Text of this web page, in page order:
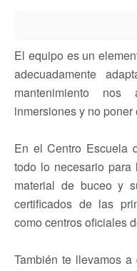
El equipo es un
adecuadamente
mantenimiento
inmersiones y no
En el Centro Escuela
todo lo necesario para
material de buceo y
certificados de las
como centros oficiales
También te llevamos